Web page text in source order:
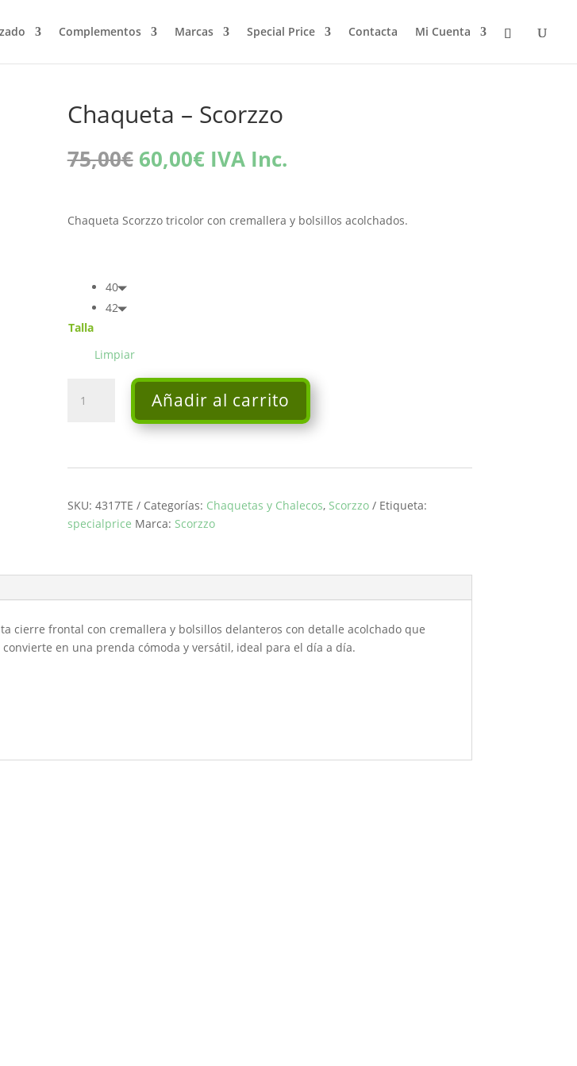
Complementos Marcas Special Price Contacta Mi Cuenta
Chaqueta – Scorzzo
75,00€ El
precio
era:
75,00€.
60,00€El
precio
es:
60,00€.
IVA Inc.
Chaqueta Scorzzo tricolor con cremallera y bolsillos acolchados.
Talla
40
42
Limpiar
Añadir al carrito
SKU: 4317TE Categorías: Chaquetas y Chalecos, Scorzzo
Etiqueta:
specialprice Marca: Scorzzo
cierre frontal con cremallera y bolsillos delanteros con detalle acolchado que
en una prenda cómoda y versátil, ideal para el día a día.